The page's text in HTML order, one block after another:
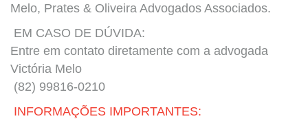
Melo, Prates & Oliveira Advogados Associados.
EM CASO DE DÚVIDA:
Entre em contato diretamente com a advogada
Victória Melo
(82) 99816-0210
INFORMAÇÕES IMPORTANTES: